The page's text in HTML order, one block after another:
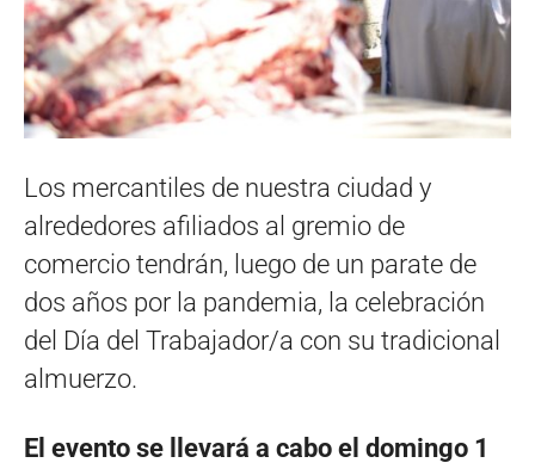
Los mercantiles de nuestra ciudad y
alrededores afiliados al gremio de
comercio tendrán, luego de un parate de
dos años por la pandemia, la celebración
del Día del Trabajador/a con su tradicional
almuerzo.
El evento se llevará a cabo el domingo 1